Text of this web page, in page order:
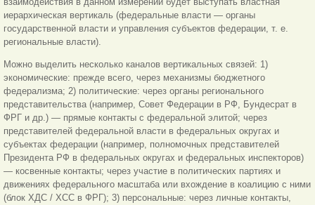
иерархическая вертикаль (федеральные власти — органы
государственной власти и управления субъектов федерации, т. е.
региональные власти).
Можно выделить несколько каналов вертикальных связей: 1)
экономические: прежде всего, через механизмы бюджетного
федерализма; 2) политические: через органы регионального
представительства (например, Совет Федерации в РФ, Бундесрат в
ФРГ и др.) — прямые контакты с федеральной элитой; через
представителей федеральной власти в федеральных округах и
субъектах федерации (например, полномочных представителей
Президента РФ в федеральных округах и федеральных инспекторов)
— косвенные контакты; через участие в политических партиях и
движениях федерального масштаба или вхождение в коалицию с ними
(блок ХДС / ХСС в ФРГ); 3) персональные: через личные контакты,